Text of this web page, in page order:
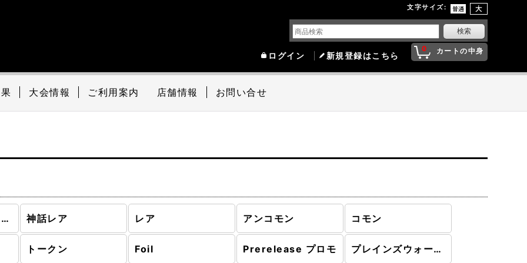
文字サイズ:
0 カートの中身
ログイン 新規登録はこちら
大会情報 ご利用案内 店舗情報 お問い合せ
基本セット2020 (全商品) 神話レア レア アンコモン コモン
トークン Foil Prerelease プロモ プレインズウォーカーデッキ